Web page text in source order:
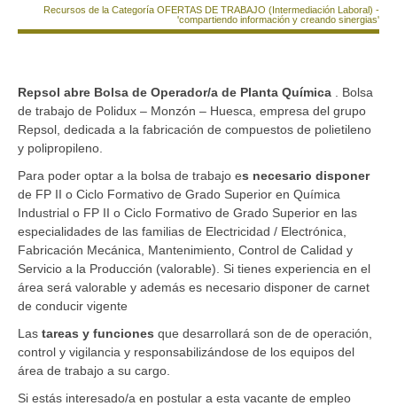
Recursos de la Categoría OFERTAS DE TRABAJO (Intermediación Laboral) -
'compartiendo información y creando sinergias'
Repsol abre Bolsa de Operador/a de Planta Química . Bolsa
de trabajo de Polidux – Monzón – Huesca, empresa del grupo
Repsol, dedicada a la fabricación de compuestos de polietileno
y polipropileno.
Para poder optar a la bolsa de trabajo es necesario disponer
de FP II o Ciclo Formativo de Grado Superior en Química
Industrial o FP II o Ciclo Formativo de Grado Superior en las
especialidades de las familias de Electricidad / Electrónica,
Fabricación Mecánica, Mantenimiento, Control de Calidad y
Servicio a la Producción (valorable). Si tienes experiencia en el
área será valorable y además es necesario disponer de carnet
de conducir vigente
Las tareas y funciones que desarrollará son de de operación,
control y vigilancia y responsabilizándose de los equipos del
área de trabajo a su cargo.
Si estás interesado/a en postular a esta vacante de empleo